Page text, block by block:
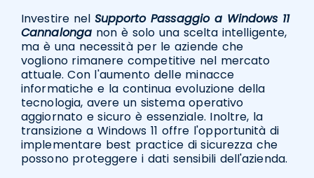
Investire nel Supporto Passaggio a Windows 11
Cannalonga non è solo una scelta intelligente,
ma è una necessità per le aziende che
vogliono rimanere competitive nel mercato
attuale. Con l'aumento delle minacce
informatiche e la continua evoluzione della
tecnologia, avere un sistema operativo
aggiornato e sicuro è essenziale. Inoltre, la
transizione a Windows 11 offre l'opportunità di
implementare best practice di sicurezza che
possono proteggere i dati sensibili dell'azienda.